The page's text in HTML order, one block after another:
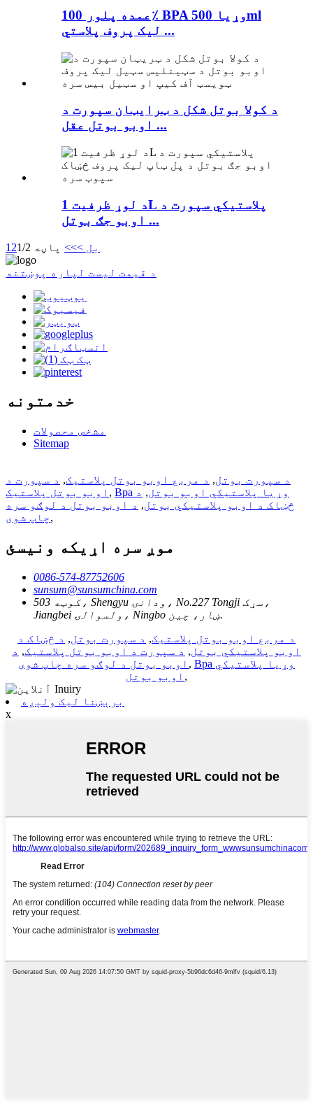
عمده پلور 100٪ BPA وړیا 500ml
لیک پروف پلاستي ...
د کولا بوتل شکل د ټرایټان سپورت د
اوبو بوتل عقل ...
د لوړ ظرفیت 1L پلاستيکي سپورت د
اوبو جګ بوتل ...
1 2 بل >>> پاڼه 1/2
د قیمت لیست لپاره پوښتنه
خدمتونه
مشخص محصولات
Sitemap
د سپورت بوتل, د مربع اوبو بوتل پلاستيک, د سپورت د
اوبو بوتل پلاستيک , Bpa وړیا پلاستيکي اوبو بوتل, د
څښاک د اوبو پلاستيکي بوتل, د اوبو بوتل د لوګو سره
چاپ شوی,
موږ سره اړیکه ونیسئ
0086-574-87752606
sunsum@sunsumchina.com
کوټه 503، Shengyu ودانۍ، No.227 Tongji سړک،
Jiangbei ولسوالۍ، Ningbo ښار، چین.
د مربع اوبو بوتل پلاستيک, د سپورت بوتل, د څښاک د
اوبو پلاستيکي بوتل, د سپورت د اوبو بوتل پلاستيک, د
اوبو بوتل د لوګو سره چاپ شوی , Bpa وړیا پلاستيکي
اوبو بوتل ,
برېښنا لیک ولېږه
x